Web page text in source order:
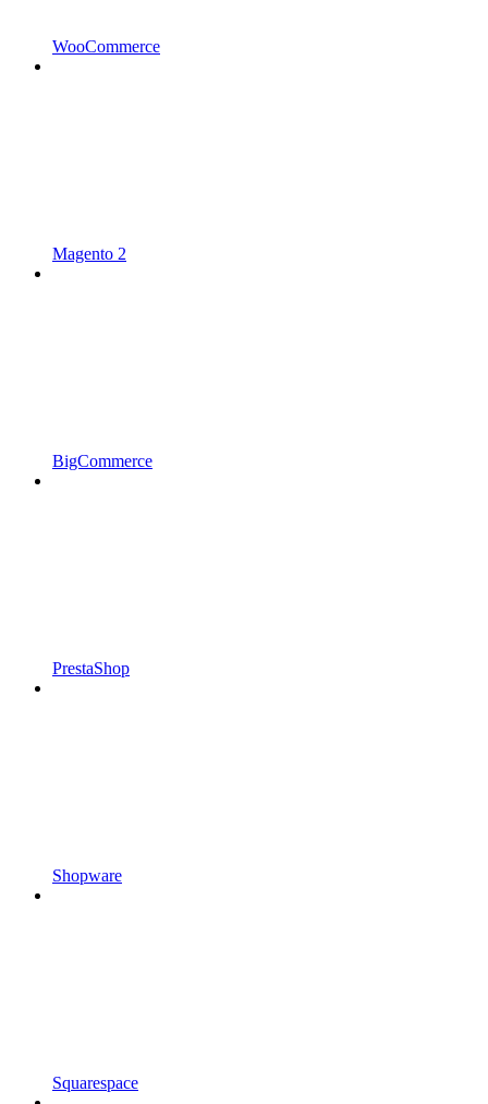
WooCommerce
Magento 2
BigCommerce
PrestaShop
Shopware
Squarespace